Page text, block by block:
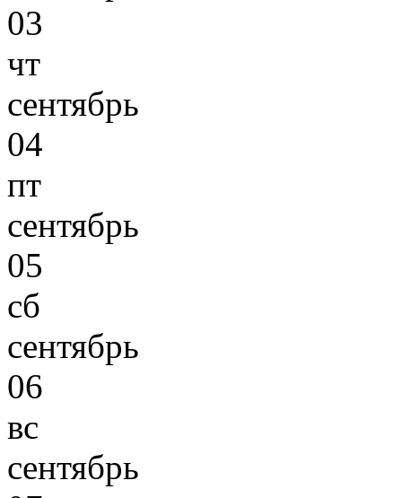
03
чт
сентябрь
04
пт
сентябрь
05
сб
сентябрь
06
вс
сентябрь